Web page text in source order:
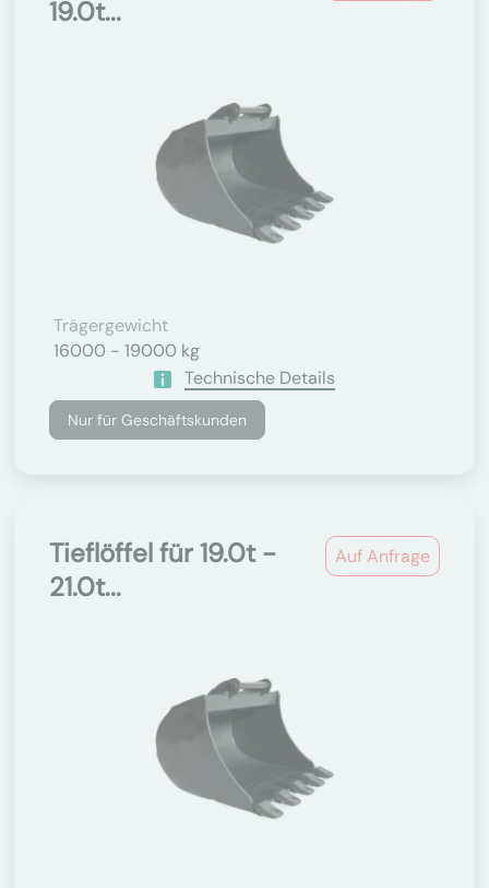
19.0t...
Trägergewicht
16000 - 19000 kg
Technische Details
Nur für Geschäftskunden
Auf Anfrage
Tieflöffel für 19.0t -
21.0t...